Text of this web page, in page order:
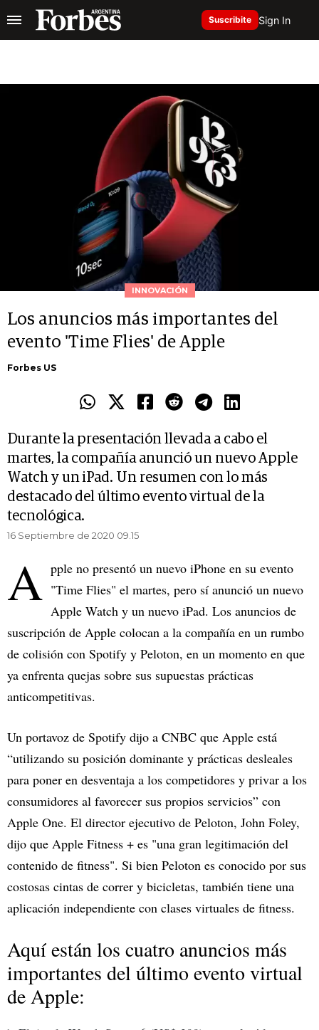
Suscribite Sign In
INNOVACIÓN
Los anuncios más importantes del
evento 'Time Flies' de Apple
Forbes US
Durante la presentación llevada a cabo el
martes, la compañía anunció un nuevo Apple
Watch y un iPad. Un resumen con lo más
destacado del último evento virtual de la
tecnológica.
16 Septiembre de 2020 09.15
A pple no presentó un nuevo iPhone en su evento
"Time Flies" el martes, pero sí anunció un nuevo
Apple Watch y un nuevo iPad. Los anuncios de
suscripción de Apple colocan a la compañía en un rumbo
de colisión con Spotify y Peloton, en un momento en que
ya enfrenta quejas sobre sus supuestas prácticas
anticompetitivas.
Un portavoz de Spotify dijo a CNBC que Apple está
“utilizando su posición dominante y prácticas desleales
para poner en desventaja a los competidores y privar a los
consumidores al favorecer sus propios servicios” con
Apple One. El director ejecutivo de Peloton, John Foley,
dijo que Apple Fitness + es "una gran legitimación del
contenido de fitness". Si bien Peloton es conocido por sus
costosas cintas de correr y bicicletas, también tiene una
aplicación independiente con clases virtuales de fitness.
Aquí están los cuatro anuncios más
importantes del último evento virtual
de Apple: